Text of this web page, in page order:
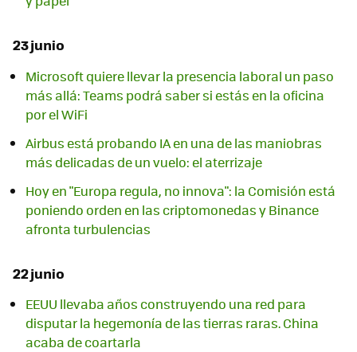
23 junio
Microsoft quiere llevar la presencia laboral un paso
más allá: Teams podrá saber si estás en la oficina
por el WiFi
Airbus está probando IA en una de las maniobras
más delicadas de un vuelo: el aterrizaje
Hoy en "Europa regula, no innova": la Comisión está
poniendo orden en las criptomonedas y Binance
afronta turbulencias
22 junio
EEUU llevaba años construyendo una red para
disputar la hegemonía de las tierras raras. China
acaba de coartarla